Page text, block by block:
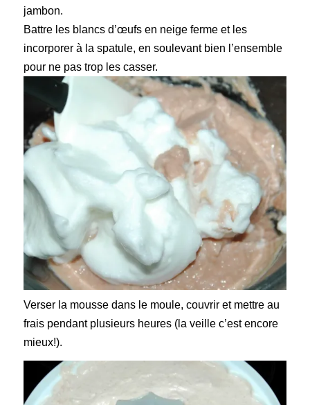
jambon.
Battre les blancs d’œufs en neige ferme et les
incorporer à la spatule, en soulevant bien l’ensemble
pour ne pas trop les casser.
Verser la mousse dans le moule, couvrir et mettre au
frais pendant plusieurs heures (la veille c’est encore
mieux!).